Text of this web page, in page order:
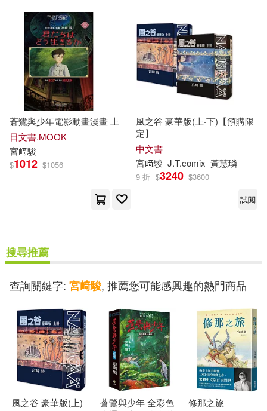
蒼鷺與少年電影動畫漫畫 上
日文書.MOOK
宮﨑駿
$1012 $1056
風之谷 豪華版(上‧下)【預購限
定】
中文書
宮﨑駿 J.T.comix 黃慧璘
9 折 $3240 $3600
試閱
搜尋推薦
查詢關鍵字: 宮﨑駿, 推薦您可能感興趣的熱門商品
風之谷 豪華版(上)
蒼鷺與少年 全彩色
修那之旅